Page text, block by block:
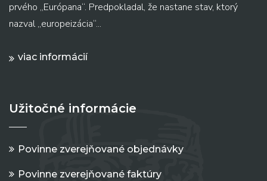
prvého „Európana“. Predpokladal, že nastane stav, ktorý
nazval „europeizácia“...
viac informácií
Užitočné informácie
Povinne zverejňované objednávky
Povinne zverejňované faktúry